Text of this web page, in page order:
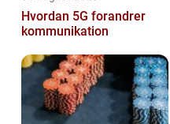
Hvordan 5G forandrer
kommunikation